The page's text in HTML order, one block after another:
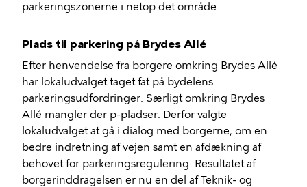
parkeringszonerne i netop det område.
Plads til parkering på Brydes Allé
Efter henvendelse fra borgere omkring Brydes Allé
har lokaludvalget taget fat på bydelens
parkeringsudfordringer. Særligt omkring Brydes
Allé mangler der p-pladser. Derfor valgte
lokaludvalget at gå i dialog med borgerne, om en
bedre indretning af vejen samt en afdækning af
behovet for parkeringsregulering. Resultatet af
borgerinddragelsen er nu en del af Teknik- og